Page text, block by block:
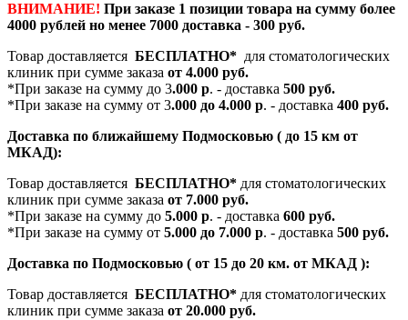
ВНИМАНИЕ! При заказе 1 позиции товара на сумму более
4000 рублей но менее 7000 доставка - 300 руб.
Товар доставляется БЕСПЛАТНО* для стоматологических
клиник при сумме заказа от 4.000 руб.
*При заказе на сумму до 3.000 р. - доставка 500 руб.
*При заказе на сумму от 3.000 до 4.000 р. - доставка 400 руб.
Доставка по ближайшему Подмосковью ( до 15 км от
МКАД):
Товар доставляется БЕСПЛАТНО* для стоматологических
клиник при сумме заказа от 7.000 руб.
*При заказе на сумму до 5.000 р. - доставка 600 руб.
*При заказе на сумму от 5.000 до 7.000 р. - доставка 500 руб.
Доставка по Подмосковью ( от 15 до 20 км. от МКАД ):
Товар доставляется БЕСПЛАТНО* для стоматологических
клиник при сумме заказа от 20.000 руб.